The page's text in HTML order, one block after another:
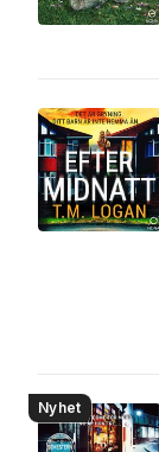
Nyhet